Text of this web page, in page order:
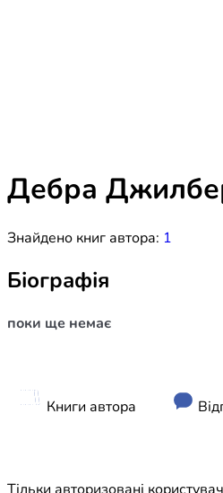
полиці.
Дебра
Знайдено книг автора: 1
Біографія
поки ще немає
Книги автора